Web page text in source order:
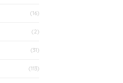
(16)
(2)
(31)
(113)